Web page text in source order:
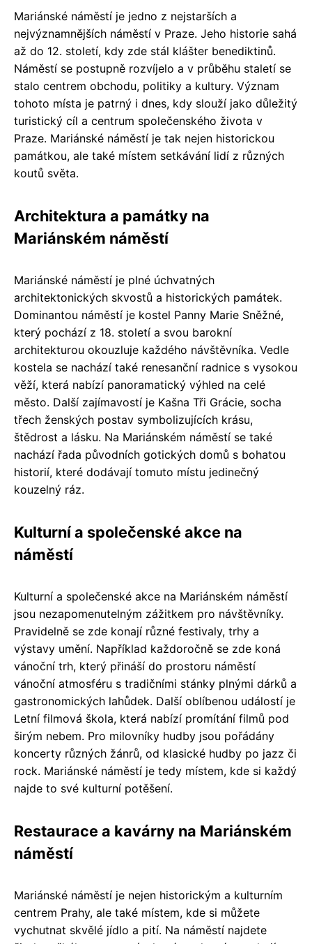
Mariánské náměstí je jedno z nejstarších a
nejvýznamnějších náměstí v Praze. Jeho historie sahá
až do 12. století, kdy zde stál klášter benediktinů.
Náměstí se postupně rozvíjelo a v průběhu staletí se
stalo centrem obchodu, politiky a kultury. Význam
tohoto místa je patrný i dnes, kdy slouží jako důležitý
turistický cíl a centrum společenského života v
Praze. Mariánské náměstí je tak nejen historickou
památkou, ale také místem setkávání lidí z různých
koutů světa.
Architektura a památky na
Mariánském náměstí
Mariánské náměstí je plné úchvatných
architektonických skvostů a historických památek.
Dominantou náměstí je kostel Panny Marie Sněžné,
který pochází z 18. století a svou barokní
architekturou okouzluje každého návštěvníka. Vedle
kostela se nachází také renesanční radnice s vysokou
věží, která nabízí panoramatický výhled na celé
město. Další zajímavostí je Kašna Tři Grácie, socha
třech ženských postav symbolizujících krásu,
štědrost a lásku. Na Mariánském náměstí se také
nachází řada původních gotických domů s bohatou
historií, které dodávají tomuto místu jedinečný
kouzelný ráz.
Kulturní a společenské akce na
náměstí
Kulturní a společenské akce na Mariánském náměstí
jsou nezapomenutelným zážitkem pro návštěvníky.
Pravidelně se zde konají různé festivaly, trhy a
výstavy umění. Například každoročně se zde koná
vánoční trh, který přináší do prostoru náměstí
vánoční atmosféru s tradičními stánky plnými dárků a
gastronomických lahůdek. Další oblíbenou událostí je
Letní filmová škola, která nabízí promítání filmů pod
širým nebem. Pro milovníky hudby jsou pořádány
koncerty různých žánrů, od klasické hudby po jazz či
rock. Mariánské náměstí je tedy místem, kde si každý
najde to své kulturní potěšení.
Restaurace a kavárny na Mariánském
náměstí
Mariánské náměstí je nejen historickým a kulturním
centrem Prahy, ale také místem, kde si můžete
vychutnat skvělé jídlo a pití. Na náměstí najdete